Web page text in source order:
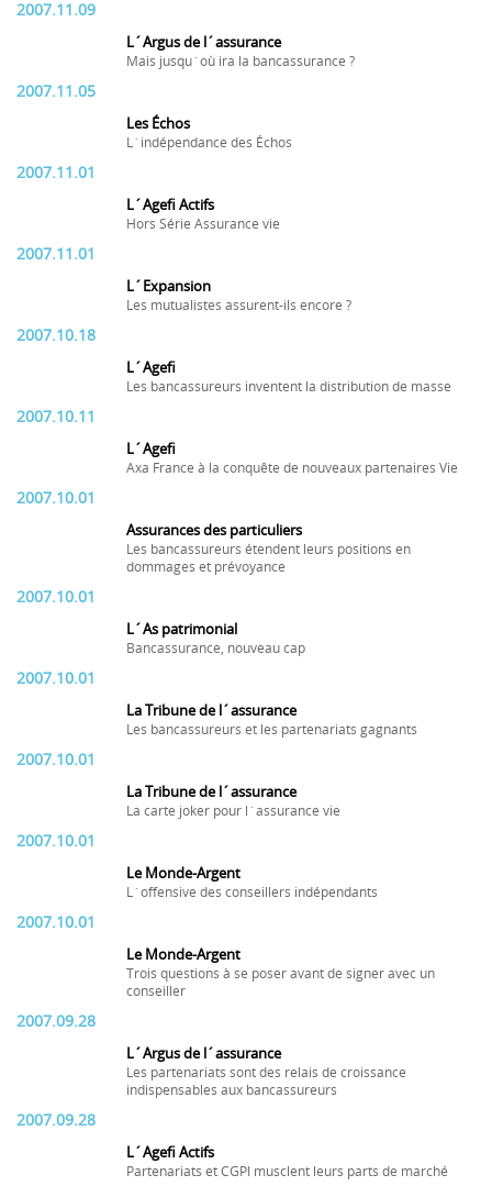
2007.11.09
L´Argus de l´assurance
Mais jusqu´où ira la bancassurance ?
2007.11.05
Les Échos
L´indépendance des Échos
2007.11.01
L´Agefi Actifs
Hors Série Assurance vie
2007.11.01
L´Expansion
Les mutualistes assurent-ils encore ?
2007.10.18
L´Agefi
Les bancassureurs inventent la distribution de masse
2007.10.11
L´Agefi
Axa France à la conquête de nouveaux partenaires Vie
2007.10.01
Assurances des particuliers
Les bancassureurs étendent leurs positions en
dommages et prévoyance
2007.10.01
L´As patrimonial
Bancassurance, nouveau cap
2007.10.01
La Tribune de l´assurance
Les bancassureurs et les partenariats gagnants
2007.10.01
La Tribune de l´assurance
La carte joker pour l´assurance vie
2007.10.01
Le Monde-Argent
L´offensive des conseillers indépendants
2007.10.01
Le Monde-Argent
Trois questions à se poser avant de signer avec un
conseiller
2007.09.28
L´Argus de l´assurance
Les partenariats sont des relais de croissance
indispensables aux bancassureurs
2007.09.28
L´Agefi Actifs
Partenariats et CGPI musclent leurs parts de marché